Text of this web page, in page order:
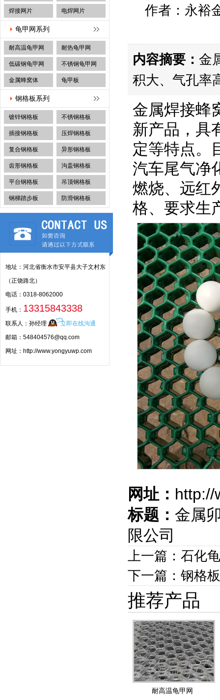
焊接网片 电焊网片
龟甲网系列
耐高温龟甲网 耐热龟甲网
低碳钢龟甲网 不锈钢龟甲网
金属蜂窝体 龟甲板
钢格板系列
镀锌钢格板 不锈钢格板
插接钢格板 压焊钢格板
复合钢格板 异形钢格板
齿形钢格板 沟盖钢格板
平台钢格板 吊顶钢格板
钢梯踏步板 防滑钢格板
地址：河北省衡水市安平县大子文村东
（正饶路北）
电话：0318-8062000
手机： 13315843338
联系人：孙经理
立即在线沟通
邮箱：548404576@qq.com
网址： http://www.yongyuwp.com
作者：永
内容摘要： 金
积大、气孔率
金属焊接蜂
新产品，具
定等特点。
汽车尾气净
燃烧、远红
格、要求生
网址： http://
标题： 金属
限公司
上一篇：石化
下一篇：钢格
推荐产品
耐高温龟甲网